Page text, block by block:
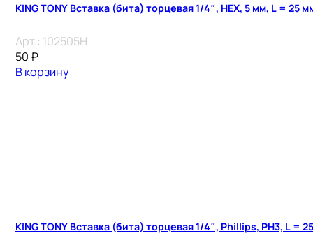
KING TONY Вставка (бита) торцевая 1/4″, HEX, 5 мм, L = 25
Арт.: 102505H
50 ₽
В корзину
KING TONY Вставка (бита) торцевая 1/4″, Phillips, PH3, L =